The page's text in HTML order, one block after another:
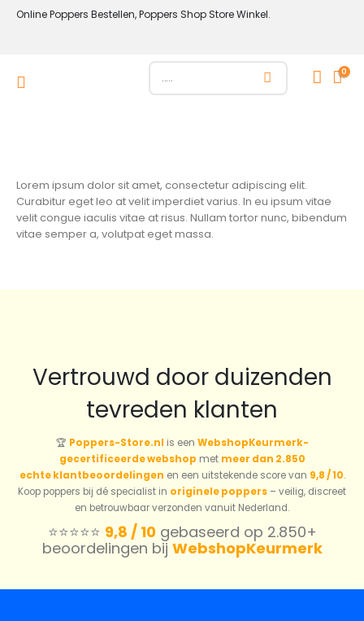
Online Poppers Bestellen, Poppers Shop Store Winkel.
0
Lorem ipsum dolor sit amet, consectetur adipiscing elit.
Curabitur eget leo at velit imperdiet varius. In eu ipsum vitae
velit congue iaculis vitae at risus. Nullam tortor nunc, bibendum
vitae semper a, volutpat eget massa.
Vertrouwd door duizenden
tevreden klanten
🏆 Poppers-Store.nl is een WebshopKeurmerk-
gecertificeerde webshop met meer dan 2.850
echte klantbeoordelingen en een uitstekende score van 9,8 / 10.
Koop poppers bij dé specialist in originele poppers – veilig, discreet
en betrouwbaar verzonden vanuit Nederland.
⭐️⭐️⭐️⭐️⭐️ 9,8 / 10gebaseerd op 2.850+
beoordelingen bij WebshopKeurmerk